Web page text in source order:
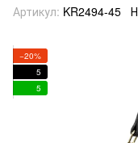
Артикул: KR2494-45
−20%
5
5